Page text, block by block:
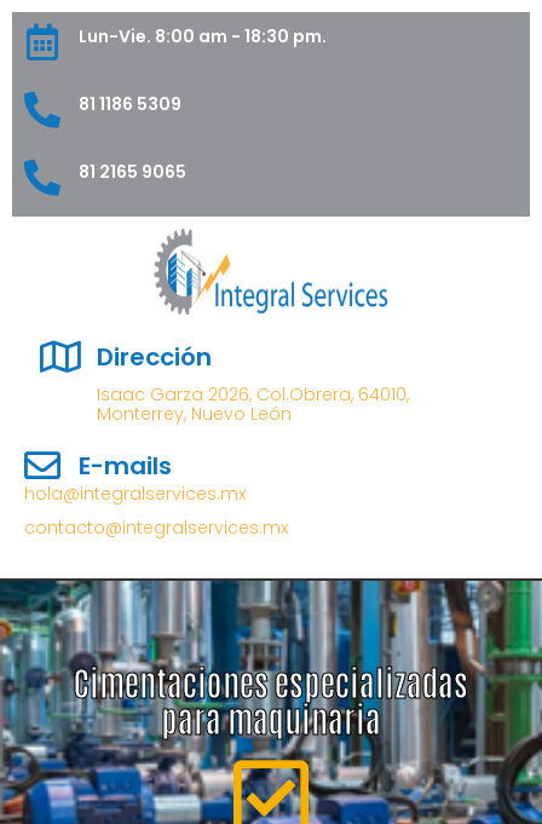
Lun-Vie. 8:00 am - 18:30 pm.
81 1186 5309
81 2165 9065
Dirección
Isaac Garza 2026, Col.Obrera, 64010,
Monterrey, Nuevo León
E-mails
hola@integralservices.mx
contacto@integralservices.mx
Cimentaciones especializadas
para maquinaria​